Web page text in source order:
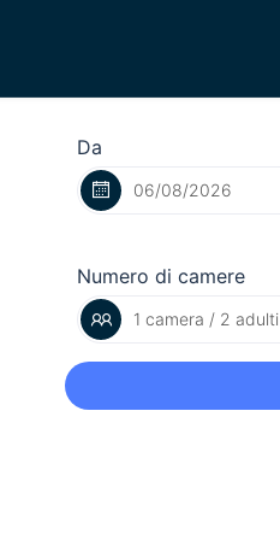
Da
Numero di camere
1 camera / 2 adulti